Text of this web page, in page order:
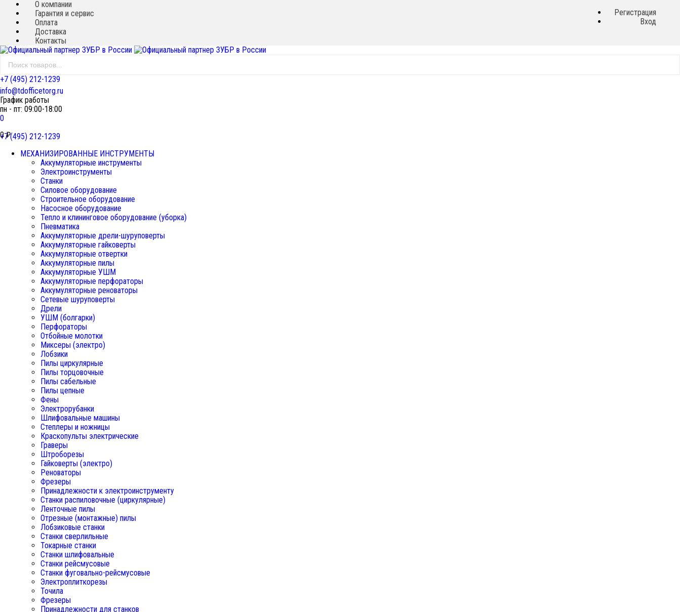
О компании
Гарантия и сервис
Оплата
Доставка
Контакты
Регистрация
Вход
+7 (495) 212-1239
info@tdofficetorg.ru
График работы
пн - пт: 09:00-18:00
0
0₽
+7 (495) 212-1239
МЕХАНИЗИРОВАННЫЕ ИНСТРУМЕНТЫ
Аккумуляторные инструменты
Электроинструменты
Станки
Силовое оборудование
Строительное оборудование
Насосное оборудование
Тепло и клининговое оборудование (уборка)
Пневматика
Аккумуляторные дрели-шуруповерты
Аккумуляторные гайковерты
Аккумуляторные отвертки
Аккумуляторные пилы
Аккумуляторные УШМ
Аккумуляторные перфораторы
Аккумуляторные реноваторы
Сетевые шуруповерты
Дрели
УШМ (болгарки)
Перфораторы
Отбойные молотки
Миксеры (электро)
Лобзики
Пилы циркулярные
Пилы торцовочные
Пилы сабельные
Пилы цепные
Фены
Электрорубанки
Шлифовальные машины
Степлеры и ножницы
Краскопульты электрические
Граверы
Штроборезы
Гайковерты (электро)
Реноваторы
Фрезеры
Принадлежности к электроинструменту
Станки распиловочные (циркулярные)
Ленточные пилы
Отрезные (монтажные) пилы
Лобзиковые станки
Станки сверлильные
Токарные станки
Станки шлифовальные
Станки рейсмусовые
Станки фуговально-рейсмусовые
Электроплиткорезы
Точила
Фрезеры
Принадлежности для станков